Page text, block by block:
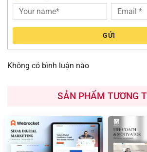
GỬI
Không có bình luận nào
SẢN PHẨM TƯƠNG